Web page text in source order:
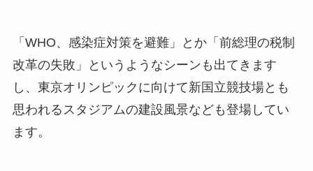
「WHO、感染症対策を避難」とか「前総理の税制
改革の失敗」というようなシーンも出てきます
し、東京オリンピックに向けて新国立競技場とも
思われるスタジアムの建設風景なども登場してい
ます。